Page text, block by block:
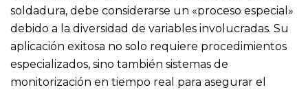
soldadura, debe considerarse un «proceso especial»
debido a la diversidad de variables involucradas. Su
aplicación exitosa no solo requiere procedimientos
especializados, sino también sistemas de
monitorización en tiempo real para asegurar el